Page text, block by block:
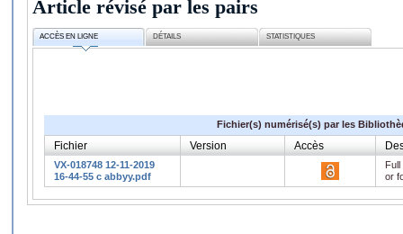
Article révisé par les pairs
ACCÈS EN LIGNE DÉTAILS STATISTIQUES
Fichier(s) numérisé(s) par les
Fichier Version Accès
VX-018748 12-11-2019
16-44-55 c abbyy.pdf
or